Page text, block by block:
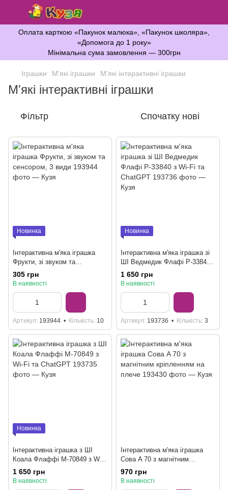
Оплата карткою «Пакунок малюка», «Пакунок школяра»,
«Допомога до 1 року»
Мінімальна сума замовлення — 300грн
Іграшки М'які іграшки М'які інтерактивні іграшки
М'які інтерактивні іграшки
Фільтр Спочатку нові
Новинка
Інтерактивна м'яка іграшка
Фрукти, зі звуком та
сенсором, 3 види
305 грн
В наявності
Артикул 193944 Кількість 10
Новинка
Інтерактивна м'яка іграшка зі
ШІ Ведмедик Флафі P-33840 з
Wi-Fi та ChatGPT
1 650 грн
В наявності
Артикул 193736 Кількість 3
Новинка
Інтерактивна іграшка з ШІ
Коала Флаффі M-70849 з Wi-
Fi та ChatGPT
1 650 грн
В наявності
Інтерактивна м'яка іграшка
Сова A 70 з магнітним
кріпленням на плече
970 грн
В наявності